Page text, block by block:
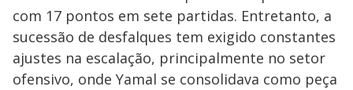
com 17 pontos em sete partidas. Entretanto, a
sucessão de desfalques tem exigido constantes
ajustes na escalação, principalmente no setor
ofensivo, onde Yamal se consolidava como peça